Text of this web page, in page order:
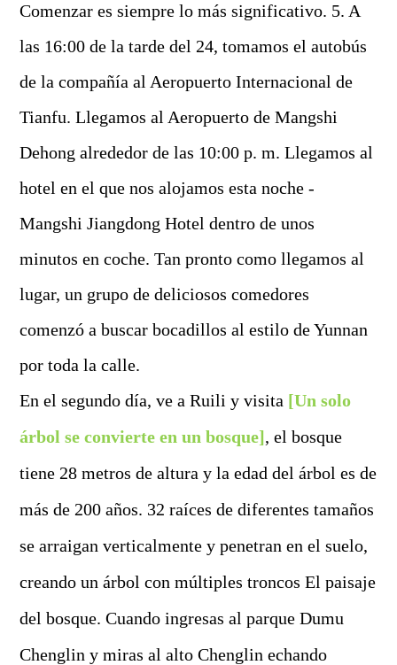
Comenzar es siempre lo más significativo. 5. A
las 16:00 de la tarde del 24, tomamos el autobús
de la compañía al Aeropuerto Internacional de
Tianfu. Llegamos al Aeropuerto de Mangshi
Dehong alrededor de las 10:00 p. m. Llegamos al
hotel en el que nos alojamos esta noche -
Mangshi Jiangdong Hotel dentro de unos
minutos en coche. Tan pronto como llegamos al
lugar, un grupo de deliciosos comedores
comenzó a buscar bocadillos al estilo de Yunnan
por toda la calle.
En el segundo día, ve a Ruili y visita [Un solo
árbol se convierte en un bosque], el bosque
tiene 28 metros de altura y la edad del árbol es de
más de 200 años. 32 raíces de diferentes tamaños
se arraigan verticalmente y penetran en el suelo,
creando un árbol con múltiples troncos El paisaje
del bosque. Cuando ingresas al parque Dumu
Chenglin y miras al alto Chenglin echando